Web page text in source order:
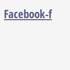
Facebook-f